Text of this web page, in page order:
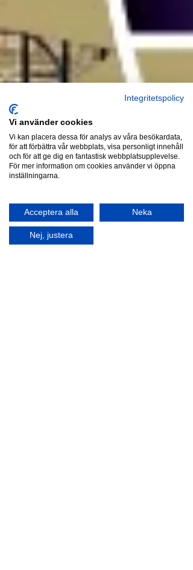
Integritetspolicy
Vi använder cookies
Vi kan placera dessa för analys av våra besökardata,
för att förbättra vår webbplats, visa personligt innehåll
och för att ge dig en fantastisk webbplatsupplevelse.
För mer information om cookies använder vi öppna
inställningarna.
Acceptera alla Neka
Nej, justera